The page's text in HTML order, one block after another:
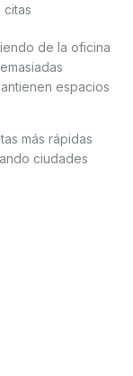
citas
de la oficina
espacios
más rápidas
ciudades